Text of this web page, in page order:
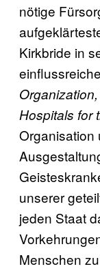
nötige
Kirkbride in
Hospitals for
Organisation
unserer
jeden Staat
Menschen